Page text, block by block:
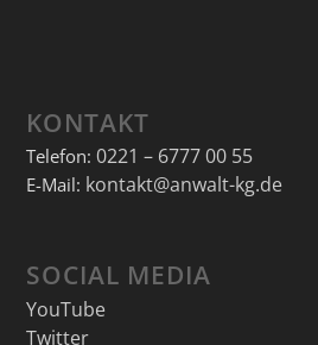
KONTAKT
Telefon: 0221 – 6777 00 55
E-Mail: kontakt@anwalt-kg.de
SOCIAL MEDIA
YouTube
Twitter